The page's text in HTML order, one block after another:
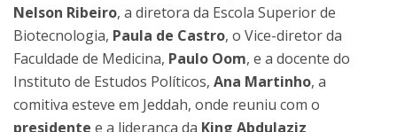
Nelson Ribeiro, a diretora da Escola Superior de
Biotecnologia, Paula de Castro, o Vice-diretor da
Faculdade de Medicina, Paulo Oom, e a docente do
Instituto de Estudos Políticos, Ana Martinho, a
comitiva esteve em Jeddah, onde reuniu com o
presidente e a liderança da King Abdulaziz